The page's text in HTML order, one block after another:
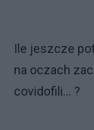
Ile jeszcze
na oczach
covidofili... ?